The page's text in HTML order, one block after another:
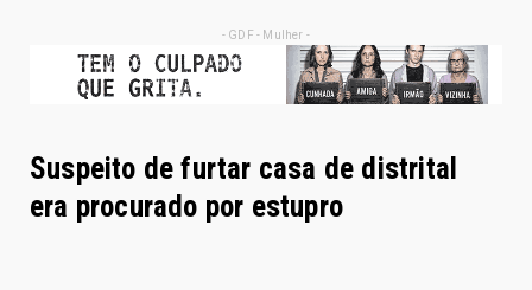
- GDF - Mulher -
Suspeito de furtar casa de distrital
era procurado por estupro